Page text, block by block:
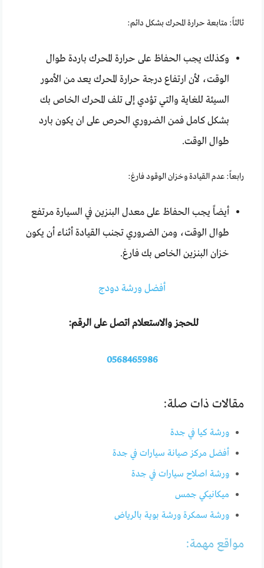
ثالثاً: متابعة حرارة المحرك بشكل دائم:
وكذلك يجب الحفاظ على حرارة المحرك باردة طوال
الوقت، لأن ارتفاع درجة حرارة المحرك يعد من الأمور
السيئة للغاية والتي تؤدي إلى تلف المحرك الخاص بك
بشكل كامل فمن الضروري الحرص على ان يكون بارد
طوال الوقت.
رابعاً: عدم القيادة وخزان الوقود فارغ:
أيضاً يجب الحفاظ على معدل البنزين في السيارة مرتفع
طوال الوقت، ومن الضروري تجنب القيادة أثناء أن يكون
خزان البنزين الخاص بك فارغ.
أفضل ورشة دودج
للحجز والاستعلام اتصل على الرقم:
0568465986
مقالات ذات صلة:
ورشة كيا في جدة
أفضل مركز صيانة سيارات في جدة
ورشة اصلاح سيارات في جدة
ميكانيكي جمس
ورشة سمكرة ورشة بوية بالرياض
مواقع مهمة: